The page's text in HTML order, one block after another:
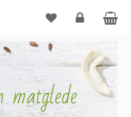
Logg
matglede